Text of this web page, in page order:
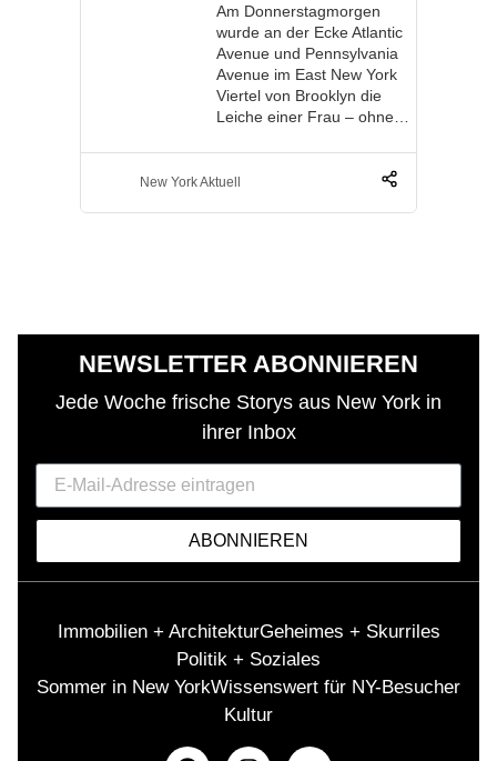
Am Donnerstagmorgen
wurde an der Ecke Atlantic
Avenue und Pennsylvania
Avenue im East New York
Viertel von Brooklyn die
Leiche einer Frau – ohne…
New York Aktuell
NEWSLETTER ABONNIEREN
Jede Woche frische Storys aus New York in
ihrer Inbox
ABONNIEREN
Immobilien + ArchitekturGeheimes + Skurriles
Politik + Soziales
Sommer in New YorkWissenswert für NY-Besucher
Kultur